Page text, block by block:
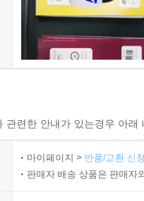
련한 안내가 있는경우 아
마이페이지 > 반품/교환 신
판매자 배송 상품은 판매자